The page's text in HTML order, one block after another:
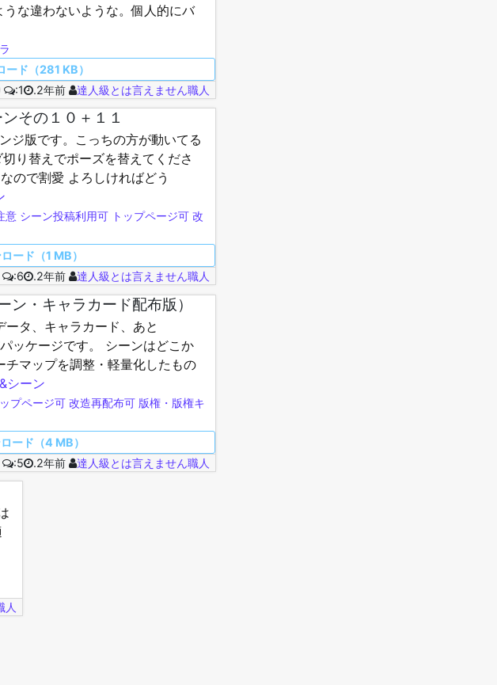
な違わないような。個人的にバ
頭身かな。 だからなんだという
ード（281 KB）
:1 .2年前 達人級とは言えません職人
その１０＋１１
ジ版です。こっちの方が動いてる
り替えでポーズを替えてくださ
ので割愛 よろしければどう
意 シーン投稿利用可 トップページ可 改
ード（1 MB）
:6 .2年前 達人級とは言えません職人
ン・キャラカード配布版）
ータ、キャラカード、あと
ッケージです。 シーンはどこか
チマップを調整・軽量化したもの
ておらず申し訳ない。シーンが
シーン
ップページ可 改造再配布可 版権・版権キ
ード（4 MB）
:5 .2年前 達人級とは言えません職人
人